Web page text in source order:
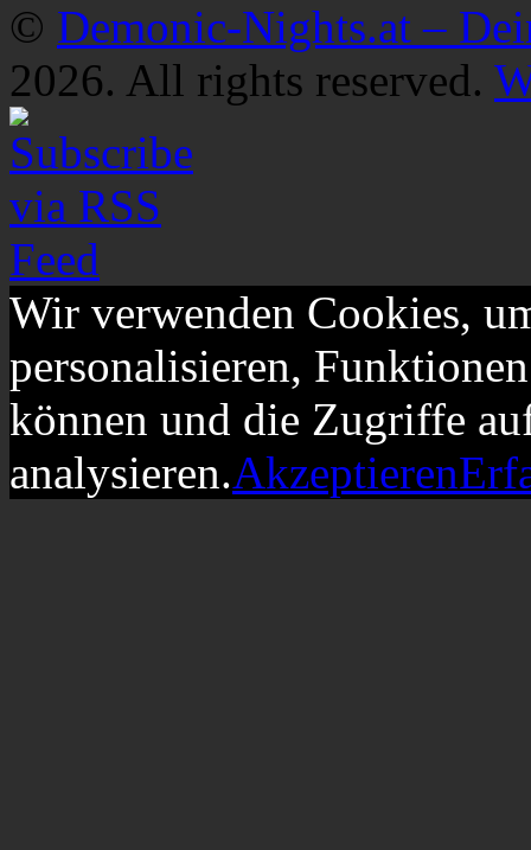
© Demonic-Nights.at –
2026. All rights reserved.
Wir verwenden Cookies,
personalisieren,
können und die Zugriffe
analysieren.Akzeptieren